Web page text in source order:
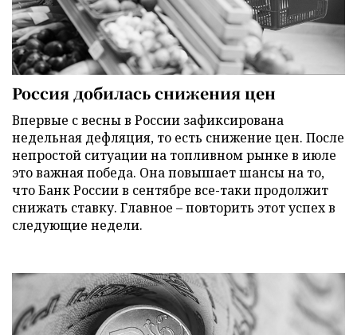
Россия добилась снижения цен
Впервые с весны в России зафиксирована
недельная дефляция, то есть снижение цен. После
непростой ситуации на топливном рынке в июле
это важная победа. Она повышает шансы на то,
что Банк России в сентябре все-таки продолжит
снижать ставку. Главное – повторить этот успех в
следующие недели.